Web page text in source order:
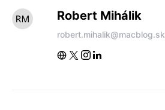
Robert Mihálik
robert.mihalik@macblog.sk